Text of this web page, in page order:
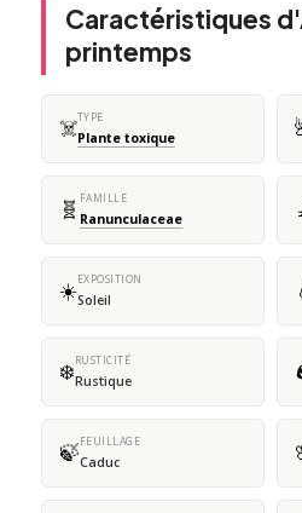
Caractéristiques
printemps
☠️TYPE
Plante toxique
🧬 FAMILLE
Ranunculaceae
☀️EXPOSITION
Soleil
❄️RUSTICITÉ
Rustique
🍃FEUILLAGE
Caduc